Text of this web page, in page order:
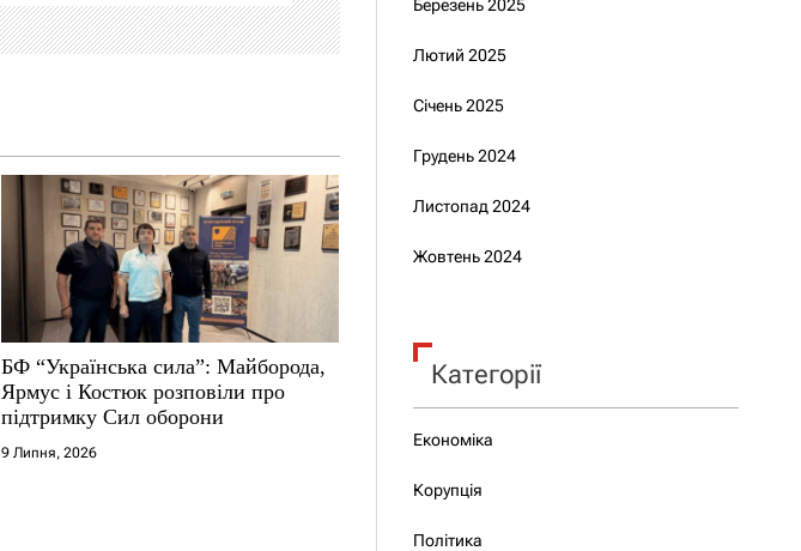
БФ “Українська сила”: Майборода,
Ярмус і Костюк розповіли про
підтримку Сил оборони
9 Липня, 2026
Березень 2025
Лютий 2025
Січень 2025
Грудень 2024
Листопад 2024
Жовтень 2024
Категорії
Економіка
Корупція
Політика